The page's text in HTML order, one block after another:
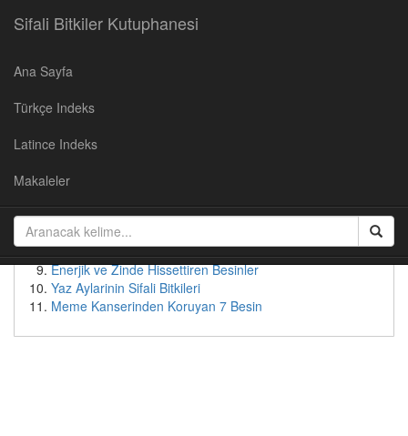
Sifali Bitkiler Kutuphanesi
Ana Sayfa
Türkçe Indeks
Latince Indeks
Makaleler
Cevizin Faydalari
Yaban Mersininin Faydaları
Patates suyunun faydaları
Bebeksi Bir Yüz İçin Doğal Çözümler
Tok Tutan Besinler
Enerjik ve Zinde Hissettiren Besinler
Yaz Aylarinin Sifali Bitkileri
Meme Kanserinden Koruyan 7 Besin